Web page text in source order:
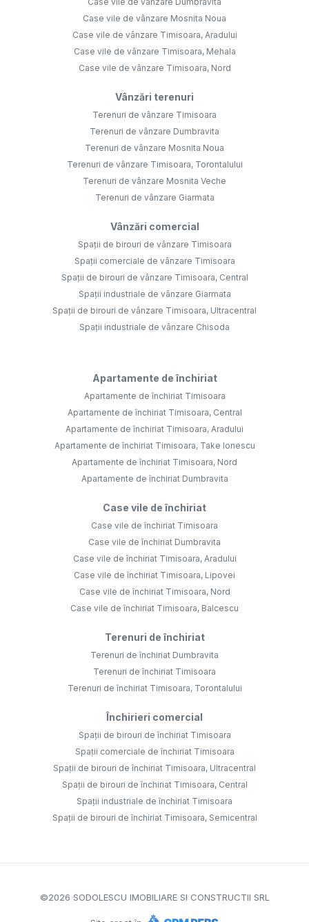
Case vile de vânzare Mosnita Noua
Case vile de vânzare Timisoara, Aradului
Case vile de vânzare Timisoara, Mehala
Case vile de vânzare Timisoara, Nord
Vânzări terenuri
Terenuri de vânzare Timisoara
Terenuri de vânzare Dumbravita
Terenuri de vânzare Mosnita Noua
Terenuri de vânzare Timisoara, Torontalului
Terenuri de vânzare Mosnita Veche
Terenuri de vânzare Giarmata
Vânzări comercial
Spații de birouri de vânzare Timisoara
Spații comerciale de vânzare Timisoara
Spații de birouri de vânzare Timisoara, Central
Spații industriale de vânzare Giarmata
Spații de birouri de vânzare Timisoara, Ultracentral
Spații industriale de vânzare Chisoda
Apartamente de închiriat
Apartamente de închiriat Timisoara
Apartamente de închiriat Timisoara, Central
Apartamente de închiriat Timisoara, Aradului
Apartamente de închiriat Timisoara, Take Ionescu
Apartamente de închiriat Timisoara, Nord
Apartamente de închiriat Dumbravita
Case vile de închiriat
Case vile de închiriat Timisoara
Case vile de închiriat Dumbravita
Case vile de închiriat Timisoara, Aradului
Case vile de închiriat Timisoara, Lipovei
Case vile de închiriat Timisoara, Nord
Case vile de închiriat Timisoara, Balcescu
Terenuri de închiriat
Terenuri de închiriat Dumbravita
Terenuri de închiriat Timisoara
Terenuri de închiriat Timisoara, Torontalului
Închirieri comercial
Spații de birouri de închiriat Timisoara
Spații comerciale de închiriat Timisoara
Spații de birouri de închiriat Timisoara, Ultracentral
Spații de birouri de închiriat Timisoara, Central
Spații industriale de închiriat Timisoara
Spații de birouri de închiriat Timisoara, Semicentral
©2026 SODOLESCU IMOBILIARE SI CONSTRUCTII SRL